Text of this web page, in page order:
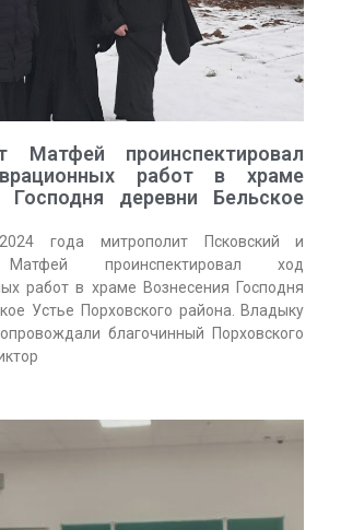
Матфей проинспектировал
работ в храме
Господня деревни Бельское
года митрополит Псковский и
Матфей проинспектировал ход
работ в храме Вознесения Господня
Устье Порховского района. Владыку
благочинный Порховского